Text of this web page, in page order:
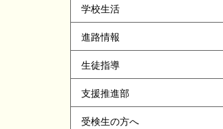
学校生活
進路情報
生徒指導
支援推進部
受検生の方へ